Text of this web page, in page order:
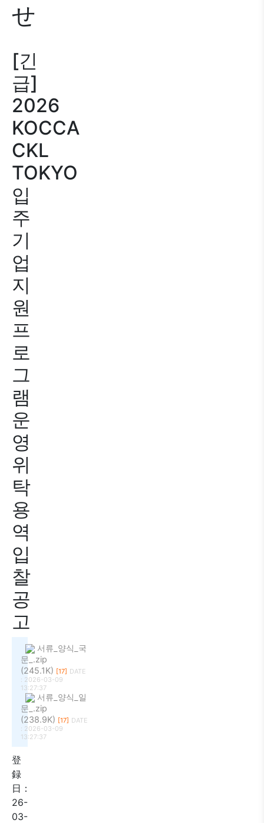
せ
[긴
급]
2026
KOCCA
CKL
TOKYO
입
주
기
업
지
원
프
로
그
램
운
영
위
탁
용
역
입
찰
공
고
서류_양식_국
문_.zip
(245.1K) [17] DATE
: 2026-03-09
13:27:37
서류_양식_일
문_.zip
(238.9K) [17] DATE
: 2026-03-09
13:27:37
登
録
日：
26-
03-